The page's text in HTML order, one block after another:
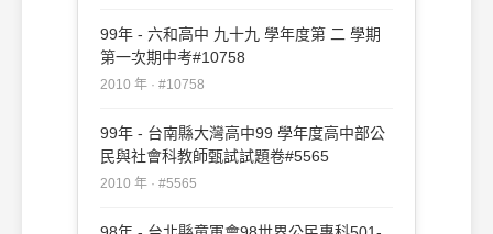
99年 - 六和高中 九十九 學年度第 二 學期
第一次期中考#10758
2010 年 · #10758
99年 - 台南縣大灣高中99 學年度高中部公
民與社會科教師甄試試題卷#5565
2010 年 · #5565